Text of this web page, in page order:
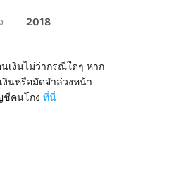
2018
เงินไม่ว่ากรณีใดๆ หาก
งินหรือมัดจำล่วงหน้า
ชีคนโกง ที่นี่